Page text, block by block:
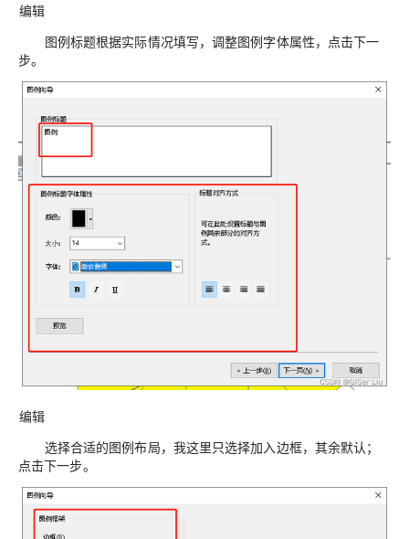
编辑
图例标题根据实际情况填写，调整图例字体属性，点击下一
步。
编辑
选择合适的图例布局，我这里只选择加入边框，其余默认；
点击下一步。